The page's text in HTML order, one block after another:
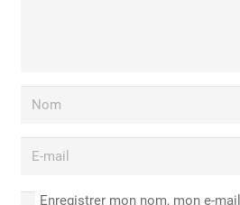
Enregistrer mon nom, mon e-